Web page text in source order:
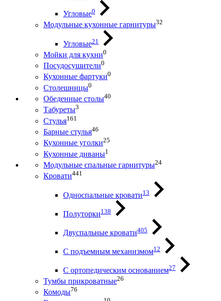
Угловые0
Модульные кухонные гарнитуры32
Угловые21
Мойки для кухни0
Посудосушители0
Кухонные фартуки0
Столешницы0
Обеденные столы40
Табуреты3
Стулья161
Барные стулья46
Кухонные уголки25
Кухонные диваны1
Модульные спальные гарнитуры24
Кровати441
Односпальные кровати13
Полуторки138
Двуспальные кровати405
С подъемным механизмом12
С ортопедическим основанием27
Тумбы прикроватные26
Комоды76